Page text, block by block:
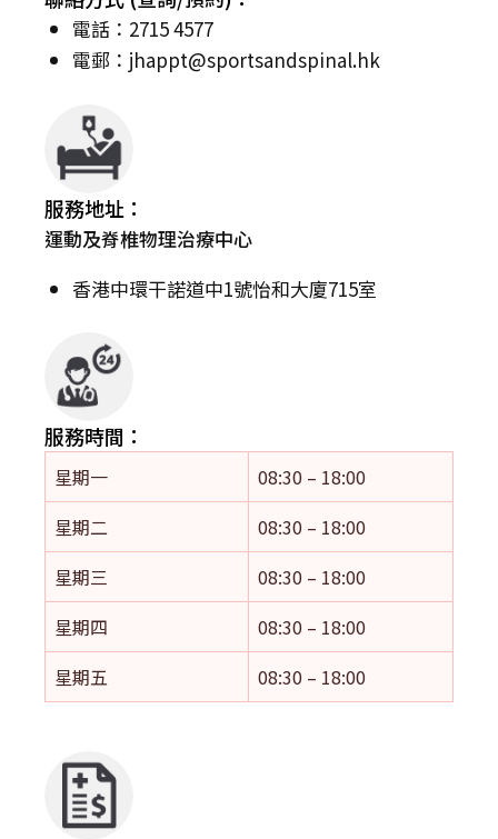
電話：2715 4577
電郵： jhappt@sportsandspinal.hk
服務地址：
運動及脊椎物理治療中心
香港中環干諾道中1號怡和大廈715室
服務時間：
星期一
08:30 – 18:00
星期二
08:30 – 18:00
星期三
08:30 – 18:00
星期四
08:30 – 18:00
星期五
08:30 – 18:00